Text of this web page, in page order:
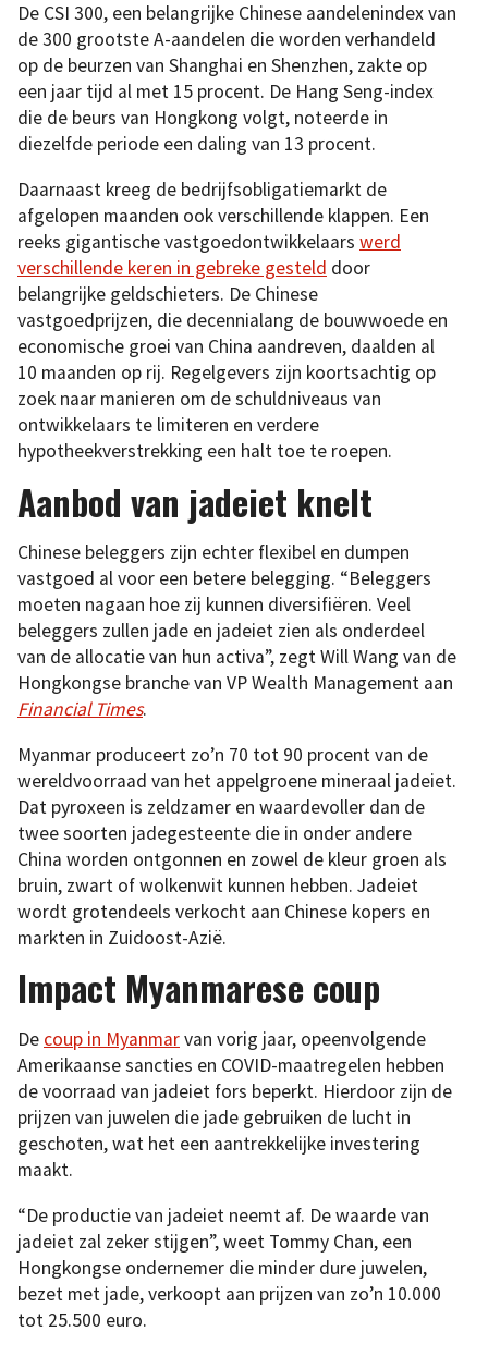
De CSI 300, een belangrijke Chinese aandelenindex van
de 300 grootste A-aandelen die worden verhandeld
op de beurzen van Shanghai en Shenzhen, zakte op
een jaar tijd al met 15 procent. De Hang Seng-index
die de beurs van Hongkong volgt, noteerde in
diezelfde periode een daling van 13 procent.
Daarnaast kreeg de bedrijfsobligatiemarkt de
afgelopen maanden ook verschillende klappen. Een
reeks gigantische vastgoedontwikkelaars werd
verschillende keren in gebreke gesteld door
belangrijke geldschieters. De Chinese
vastgoedprijzen, die decennialang de bouwwoede en
economische groei van China aandreven, daalden al
10 maanden op rij. Regelgevers zijn koortsachtig op
zoek naar manieren om de schuldniveaus van
ontwikkelaars te limiteren en verdere
hypotheekverstrekking een halt toe te roepen.
Aanbod van jadeiet knelt
Chinese beleggers zijn echter flexibel en dumpen
vastgoed al voor een betere belegging. “Beleggers
moeten nagaan hoe zij kunnen diversifiëren. Veel
beleggers zullen jade en jadeiet zien als onderdeel
van de allocatie van hun activa”, zegt Will Wang van de
Hongkongse branche van VP Wealth Management aan
Financial Times.
Myanmar produceert zo’n 70 tot 90 procent van de
wereldvoorraad van het appelgroene mineraal jadeiet.
Dat pyroxeen is zeldzamer en waardevoller dan de
twee soorten jadegesteente die in onder andere
China worden ontgonnen en zowel de kleur groen als
bruin, zwart of wolkenwit kunnen hebben. Jadeiet
wordt grotendeels verkocht aan Chinese kopers en
markten in Zuidoost-Azië.
Impact Myanmarese coup
De coup in Myanmarvan vorig jaar, opeenvolgende
Amerikaanse sancties en COVID-maatregelen hebben
de voorraad van jadeiet fors beperkt. Hierdoor zijn de
prijzen van juwelen die jade gebruiken de lucht in
geschoten, wat het een aantrekkelijke investering
maakt.
“De productie van jadeiet neemt af. De waarde van
jadeiet zal zeker stijgen”, weet Tommy Chan, een
Hongkongse ondernemer die minder dure juwelen,
bezet met jade, verkoopt aan prijzen van zo’n 10.000
tot 25.500 euro.